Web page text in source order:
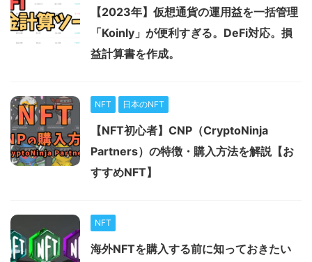
【2023年】仮想通貨の運用益を一括管理
「Koinly」が便利すぎる。DeFi対応。損
益計算書を作成。
NFT 日本のNFT
【NFT初心者】CNP（CryptoNinja
Partners）の特徴・購入方法を解説【お
すすめNFT】
NFT
海外NFTを購入する前に知っておきたい